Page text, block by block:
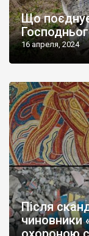
Що
16 апреля, 2024
Після
чиновники